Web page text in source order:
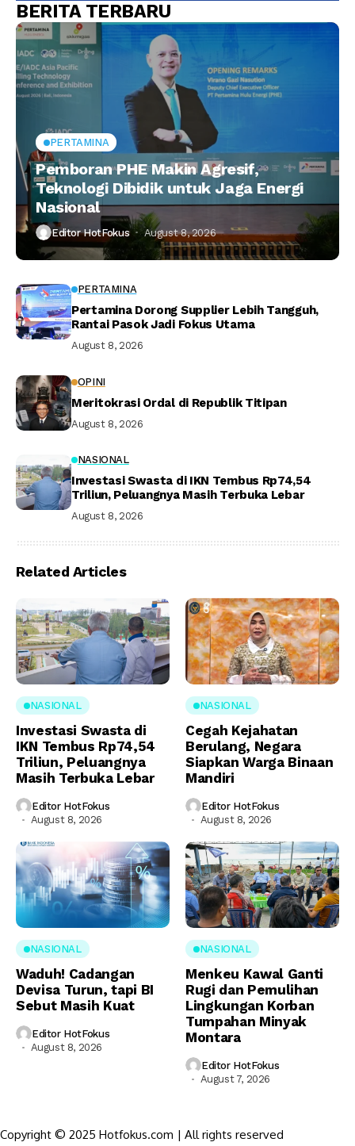
BERITA TERBARU
PERTAMINA
Pemboran PHE Makin Agresif,
Teknologi Dibidik untuk Jaga Energi
Nasional
Editor HotFokus August 8, 2026
PERTAMINA
Pertamina Dorong Supplier Lebih Tangguh,
Rantai Pasok Jadi Fokus Utama
August 8, 2026
OPINI
Meritokrasi Ordal di Republik Titipan
August 8, 2026
NASIONAL
Investasi Swasta di IKN Tembus Rp74,54
Triliun, Peluangnya Masih Terbuka Lebar
August 8, 2026
Related Articles
NASIONAL
Investasi Swasta di
IKN Tembus Rp74,54
Triliun, Peluangnya
Masih Terbuka Lebar
Editor HotFokus
August 8, 2026
NASIONAL
Cegah Kejahatan
Berulang, Negara
Siapkan Warga Binaan
Mandiri
Editor HotFokus
August 8, 2026
NASIONAL
Waduh! Cadangan
Devisa Turun, tapi BI
Sebut Masih Kuat
Editor HotFokus
August 8, 2026
NASIONAL
Menkeu Kawal Ganti
Rugi dan Pemulihan
Lingkungan Korban
Tumpahan Minyak
Montara
Editor HotFokus
August 7, 2026
Copyright © 2025 Hotfokus.com | All rights reserved